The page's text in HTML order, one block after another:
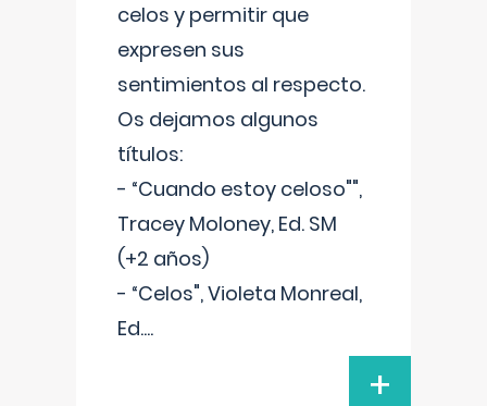
celos y permitir que
expresen sus
sentimientos al respecto.
Os dejamos algunos
títulos:
- “Cuando estoy celoso"",
Tracey Moloney, Ed. SM
(+2 años)
- “Celos", Violeta Monreal,
Ed....
+